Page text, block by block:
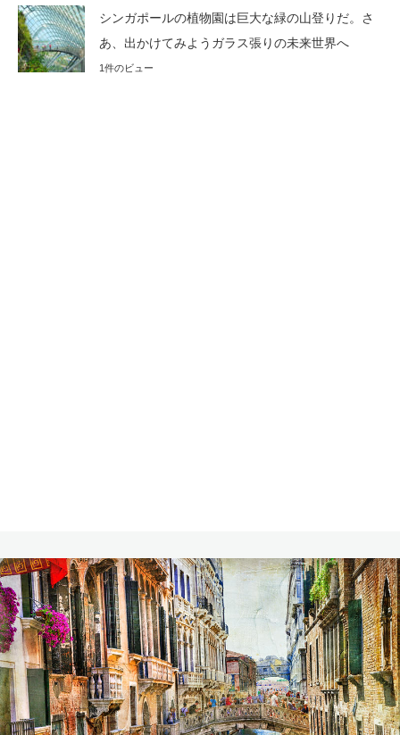
シンガポールの植物園は巨大な緑の山登りだ。さ
あ、出かけてみようガラス張りの未来世界へ
1件のビュー